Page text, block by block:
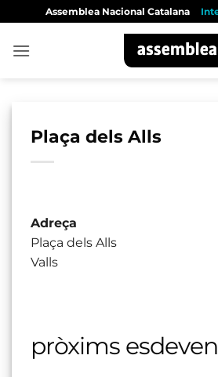
content
Assemblea Nacional Catalana
Plaça dels Alls
Adreça
Plaça dels Alls
Valls
pròxims